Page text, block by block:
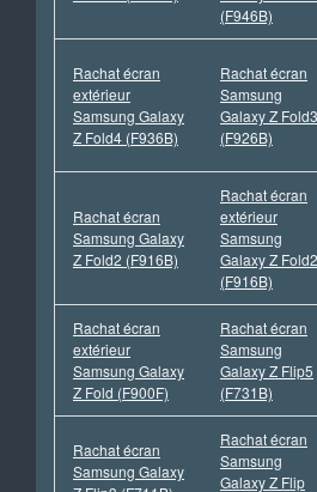
(F946B)
Rachat écran
extérieur
Samsung Galaxy
Z Fold4 (F936B)
Rachat écran
Samsung
Galaxy Z Fold3
(F926B)
Rachat écran
Samsung Galaxy
Z Fold2 (F916B)
Rachat écran
extérieur
Samsung
Galaxy Z Fold2
(F916B)
Rachat écran
extérieur
Samsung Galaxy
Z Fold (F900F)
Rachat écran
Samsung
Galaxy Z Flip5
(F731B)
Rachat écran
Samsung Galaxy
Rachat écran
Samsung
Galaxy Z Flip